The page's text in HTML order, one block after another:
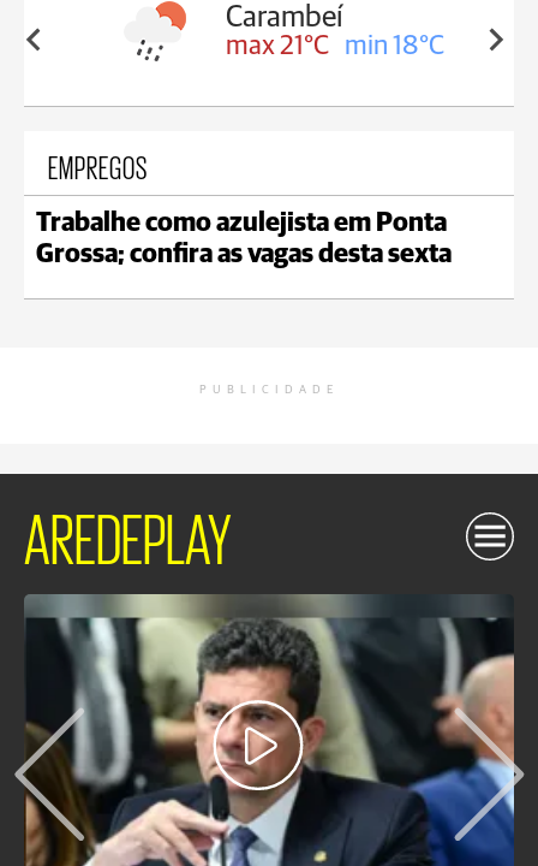
18°C
Jaguariaíva
max 22°C min 19°C
EMPREGOS
Trabalhe como azulejista em Ponta
Grossa; confira as vagas desta sexta
PUBLICIDADE
AREDEPLAY